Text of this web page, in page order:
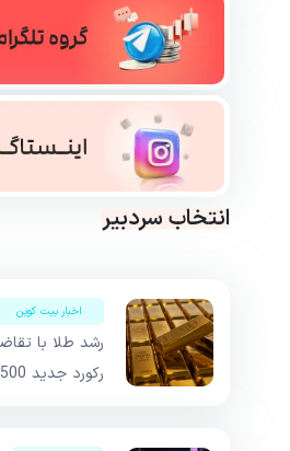
انتخاب سردبیر
اخبار بیت کوین
رشد طلا با
رکورد جدید S&P 500 واکنشی نشان نداد